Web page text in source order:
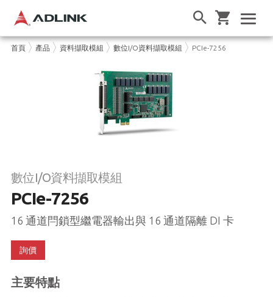
首頁 產品 資料擷取模組 數位I/O資料擷取模組 PCIe-7256
數位I/O資料擷取模組
PCIe-7256
16 通道閂鎖型繼電器輸出與 16 通道隔離 DI 卡
詢價
主要特點